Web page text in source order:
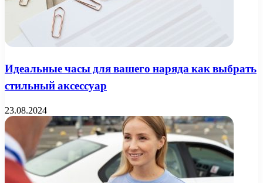
Идеальные часы для вашего наряда как выбрать
стильный аксессуар
23.08.2024